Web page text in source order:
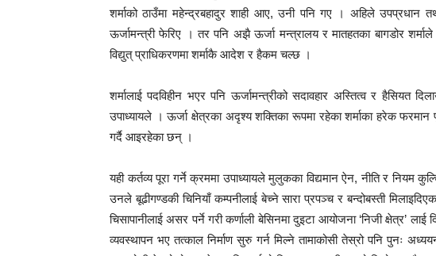
शर्माको ठाउँमा महेन्द्रबहादुर शाही आए, उनी पनि गए । अहिले उपप्रधान
ऊर्जामन्त्री फेरिए । तर पनि अझै ऊर्जा मन्त्रालय र मातहतका बागडोर
विद्युत् प्राधिकरणमा शर्माकै आदेश र हैकम चल्छ ।
शर्मालाई पदविहीन भएर पनि ऊर्जामन्त्रीको सदावहार अस्तित्व र हैसियत
उपाध्यायले । ऊर्जा क्षेत्रका अदृश्य शक्तिका रूपमा रहेका शर्माका हरेक फरमान
गर्दै आइरहेका छन् ।
यही कर्तव्य पूरा गर्ने क्रममा उपाध्यायले मुलुकका विद्यमान ऐन, नीति र नियम
उनले बूढीगण्डकी चिनियाँ कम्पनीलाई बेच्ने सारा प्रपञ्च र बन्दोबस्ती
चिसापानीलाई असर पर्ने गरी कर्णाली बेसिनमा दुइटा आयोजना ‘निजी क्षेत्र’
व्यवस्थापन भए तत्काल निर्माण सुरु गर्न मिल्ने तामाकोसी तेस्रो पनि पुनः